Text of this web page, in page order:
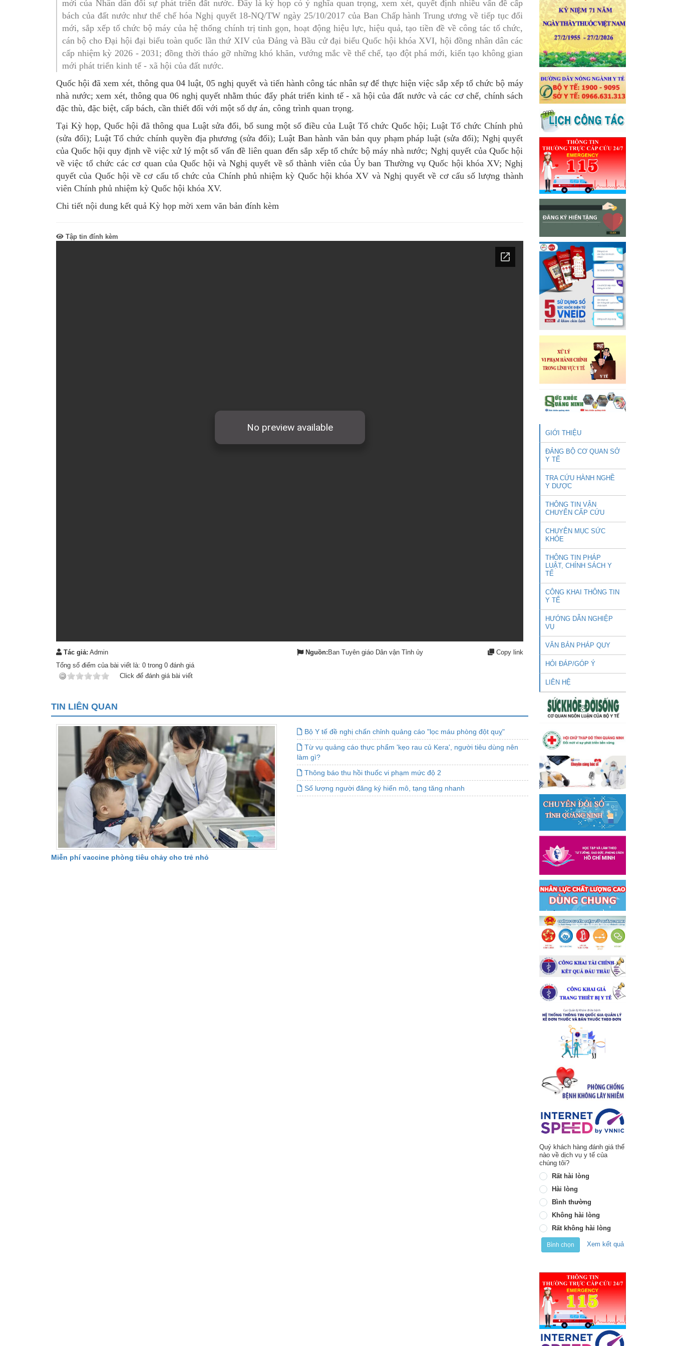
Nghiệp vụ Y
Nghiệp vụ Dược
Kế hoạch tài chính
Phòng Bảo trợ xã hội và Trẻ em
Cơ quan, đơn vị trực thuộc
SƠ ĐỒ TỔ CHỨC BỘ MÁY
LỊCH SỬ Y TẾ QUẢNG NINH
QUY CHẾ LÀM VIỆC SỞ Y TẾ
Bảo hiểm Y tế
Phòng chống tệ nạn xã hội
An toàn vệ sinh thực phẩm
Dược và Mỹ phẩm
Phòng bệnh
Tài chính kế toán
Trang thiết bị y tế
Tổ chức cán bộ
Hiên mô, tạng
mới của Nhân dân đối sự phát triển đất nước. Đây là kỳ họp có ý nghĩa quan trọng, xem xét, quyết định nhiều vấn đề cấp
bách của đất nước như thể chế hóa Nghị quyết 18-NQ/TW ngày 25/10/2017 của Ban Chấp hành Trung ương về tiếp tục đổi
mới, sắp xếp tổ chức bộ máy của hệ thống chính trị tinh gọn, hoạt động hiệu lực, hiệu quả, tạo tiền đề về công tác tổ chức,
cán bộ cho Đại hội đại biểu toàn quốc lần thứ XIV của Đảng và Bầu cử đại biểu Quốc hội khóa XVI, hội đồng nhân dân các
cấp nhiệm kỳ 2026 - 2031; đồng thời tháo gỡ những khó khăn, vướng mắc về thể chế, tạo đột phá mới, kiến tạo không gian
mới phát triển kinh tế - xã hội của đất nước.
Quốc hội đã xem xét, thông qua 04 luật, 05 nghị quyết và tiến hành công tác nhân sự để thực hiện việc sắp xếp tổ chức bộ máy
nhà nước; xem xét, thông qua 06 nghị quyết nhằm thúc đẩy phát triển kinh tế - xã hội của đất nước và các cơ chế, chính sách
đặc thù, đặc biệt, cấp bách, cần thiết đối với một số dự án, công trình quan trọng.
Tại Kỳ họp, Quốc hội đã thông qua Luật sửa đổi, bổ sung một số điều của Luật Tổ chức Quốc hội; Luật Tổ chức Chính phủ
(sửa đổi); Luật Tổ chức chính quyền địa phương (sửa đổi); Luật Ban hành văn bản quy phạm pháp luật (sửa đổi); Nghị quyết
của Quốc hội quy định về việc xử lý một số vấn đề liên quan đến sắp xếp tổ chức bộ máy nhà nước; Nghị quyết của Quốc hội
về việc tổ chức các cơ quan của Quốc hội và Nghị quyết về số thành viên của Ủy ban Thường vụ Quốc hội khóa XV; Nghị
quyết của Quốc hội về cơ cấu tổ chức của Chính phủ nhiệm kỳ Quốc hội khóa XV và Nghị quyết về cơ cấu số lượng thành
viên Chính phủ nhiệm kỳ Quốc hội khóa XV.
Chi tiết nội dung kết quả Kỳ họp mời xem văn bản đính kèm
Tập tin đính kèm
Tác giả: Admin Nguồn:Ban Tuyên giáo Dân vận Tỉnh ủy
Copy link
Tổng số điểm của bài viết là: 0 trong 0 đánh giá
Click để đánh giá bài viết
TIN LIÊN QUAN
Miễn phí vaccine phòng tiêu chảy cho trẻ nhỏ
Bộ Y tế đề nghị chấn chỉnh quảng cáo "lọc máu phòng đột quỵ"
Từ vụ quảng cáo thực phẩm 'kẹo rau củ Kera', người tiêu dùng nên
làm gì?
Thông báo thu hồi thuốc vi phạm mức độ 2
Số lượng người đăng ký hiến mô, tạng tăng nhanh
GIỚI THIỆU
ĐẢNG BỘ CƠ QUAN SỞ
Y TẾ
TRA CỨU HÀNH NGHỀ
Y DƯỢC
THÔNG TIN VẬN
CHUYỂN CẤP CỨU
CHUYÊN MỤC SỨC
KHỎE
THÔNG TIN PHÁP
LUẬT, CHÍNH SÁCH Y
TẾ
CÔNG KHAI THÔNG TIN
Y TẾ
HƯỚNG DẪN NGHIỆP
VỤ
VĂN BẢN PHÁP QUY
HỎI ĐÁP/GÓP Ý
LIÊN HỆ
Quý khách hàng đánh giá thế
nào về dịch vụ y tế của
chúng tôi?
Rất hài lòng
Hài lòng
Bình thường
Không hài lòng
Rất không hài lòng
Bình chọn Xem kết quả